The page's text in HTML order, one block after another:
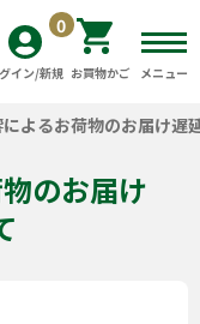
イン/新規お買物かご
0
メニュー
よるお荷物のお届け遅
のお届け